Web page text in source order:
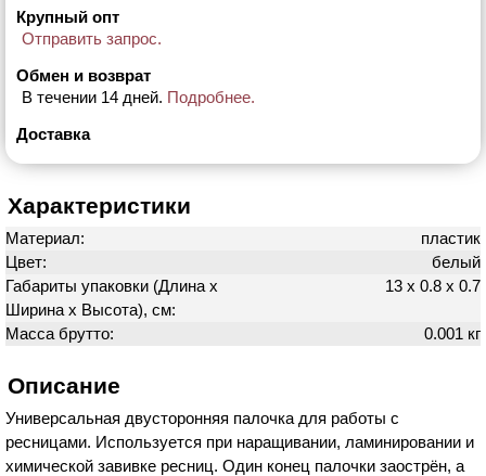
Крупный опт
Отправить запрос.
Обмен и возврат
В течении 14 дней. Подробнее.
Доставка
Характеристики
Материал:
пластик
Цвет:
белый
Габариты упаковки (Длина х
Ширина х Высота), см:
13 х 0.8 х 0.7
Масса брутто: 0.001 кг
Описание
Универсальная двусторонняя палочка для работы с
ресницами. Используется при наращивании, ламинировании и
химической завивке ресниц. Один конец палочки заострён, а